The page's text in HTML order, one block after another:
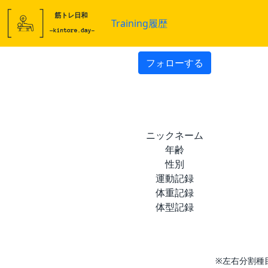
Training履歴
フォローする
ニックネーム
年齢
性別
運動記録
体重記録
体型記録
※左右分割種